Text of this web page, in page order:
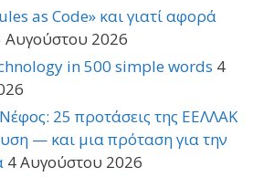
as Code» και γιατί αφορά
Αυγούστου 2026
in 500 simple words 4
25 προτάσεις της ΕΕΛΛΑΚ
— και μια πρόταση για την
4 Αυγούστου 2026